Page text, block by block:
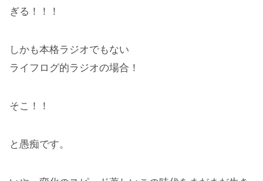
ぎる！！！
しかも本格ラジオでもない
ライフログ的ラジオの場合！
そこ！！
と愚痴です。